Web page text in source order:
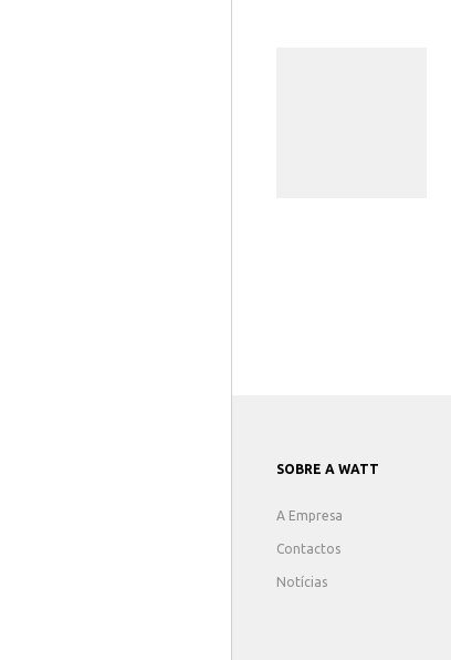
SOBRE A WATT
A Empresa
Contactos
Notícias